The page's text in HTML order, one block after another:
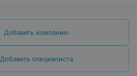
Добавить компанию
Добавить специалиста